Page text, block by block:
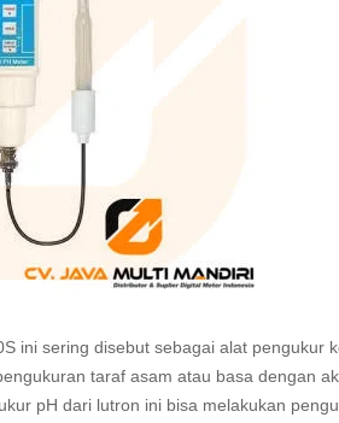
ini sering disebut sebagai alat pengukur
taraf asam atau basa dengan
pH dari lutron ini bisa melakukan